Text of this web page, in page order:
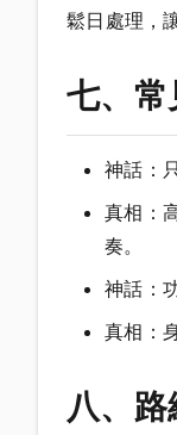
鬆日處理，
七、常
神話：
真相：
奏。
神話：
真相：
八、路